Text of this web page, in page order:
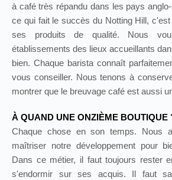
à café très répandu dans les pays
ce qui fait le succès du Notting Hill,
ses produits de qualité. Nous
établissements des lieux accueillants
bien. Chaque barista connaît
vous conseiller. Nous tenons à
montrer que le breuvage café est aussi
À QUAND UNE ONZIÈME BOUTIQUE
Chaque chose en son temps. Nous
maîtriser notre développement pour
Dans ce métier, il faut toujours rester
s'endormir sur ses acquis. Il faut